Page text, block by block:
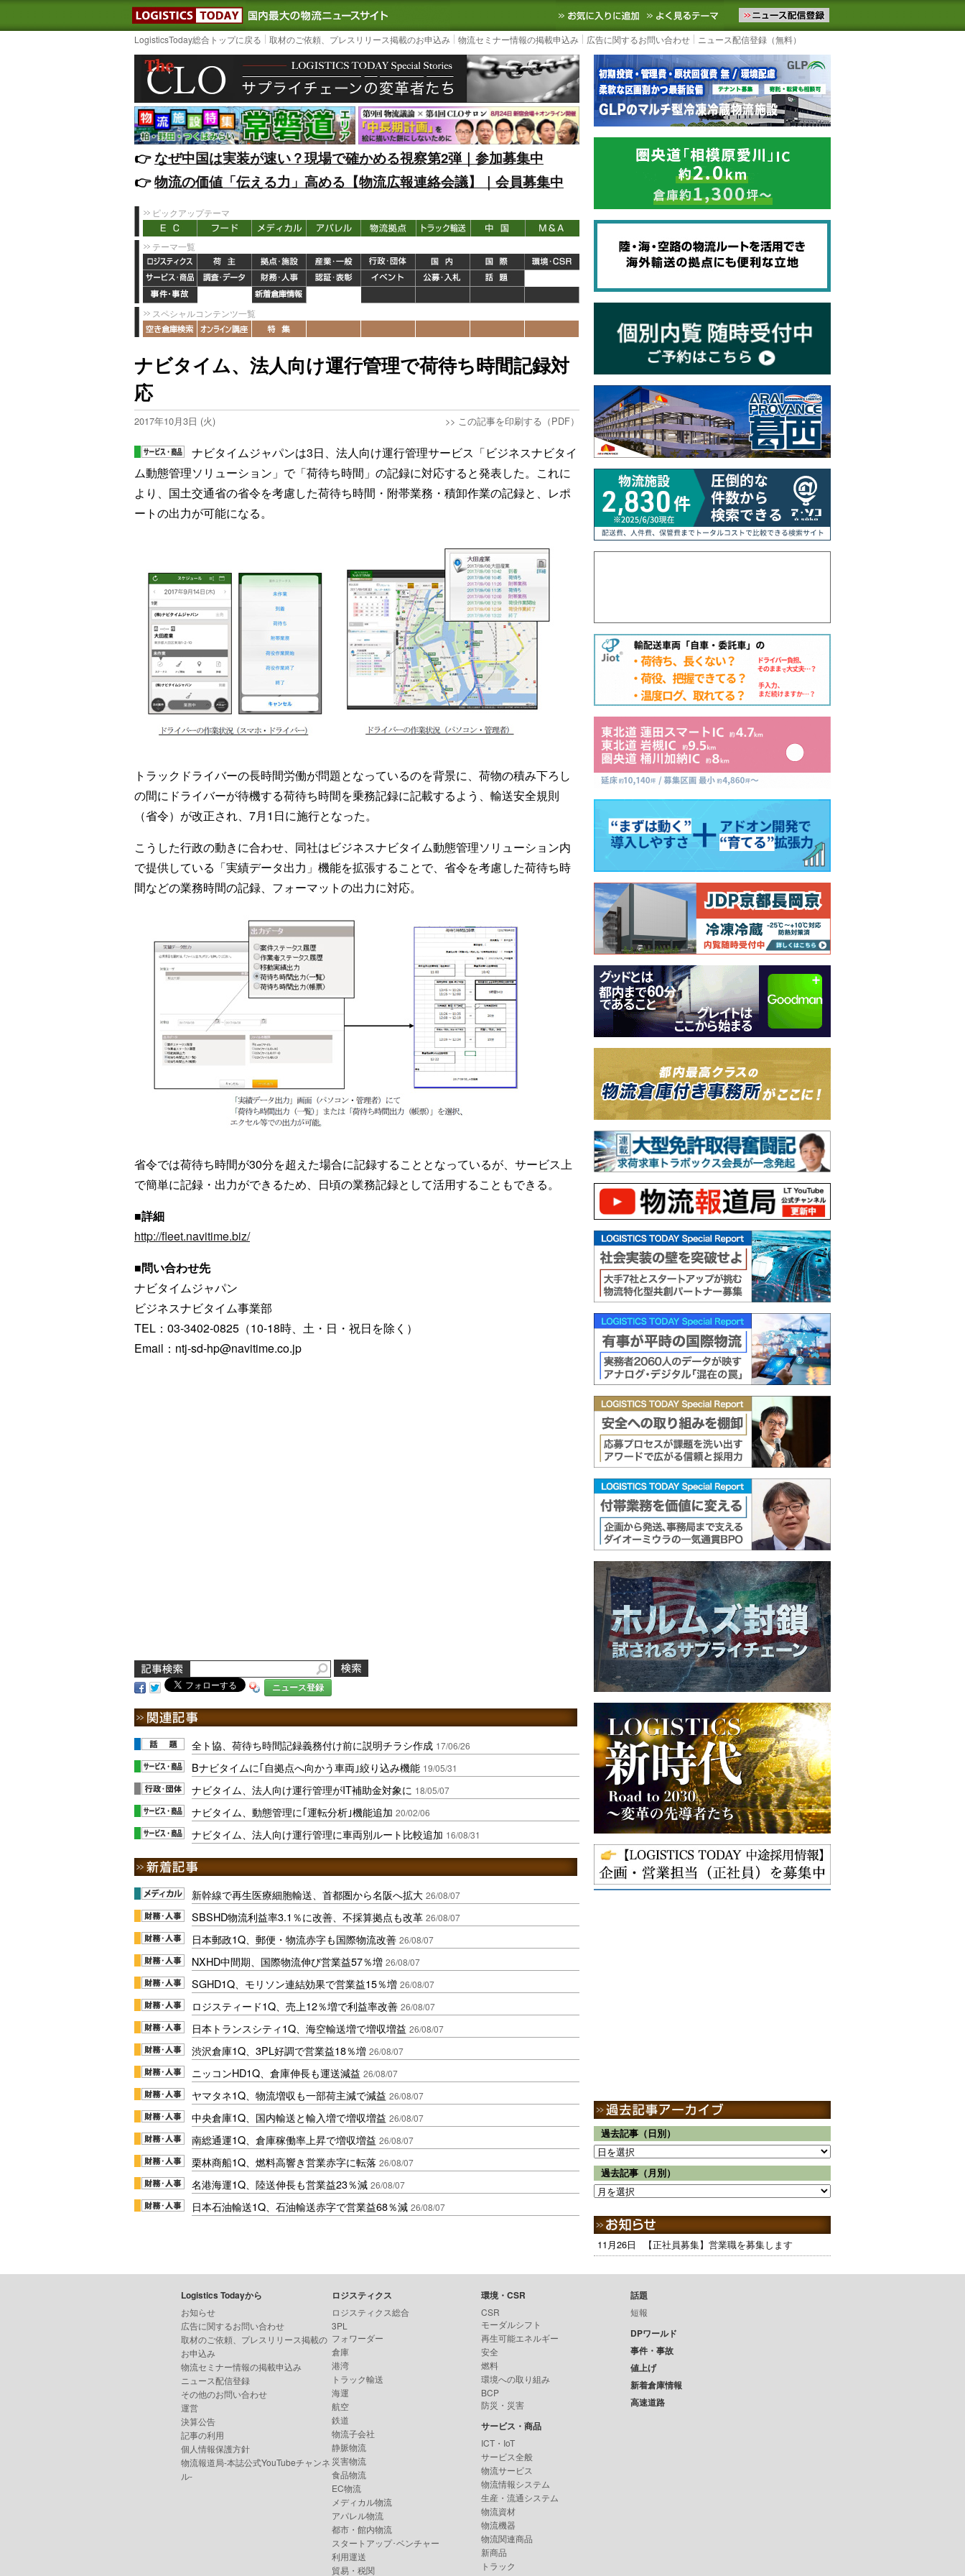
LOGISTICS TODAY｜国内最大の物流ニュースサイト3PL, SCMなど国内外の最新の物流ニュースをお届けします。物流ニュースメール配信を登録す
お気に入りに追加 よく見るテーマ
LogisticsToday総合トップに戻る 取材のご依頼、プレスリリース掲載のお申込み 物流セミナー情報の掲載申込み 広告に関するお問い合わせ ニュース配信登録（無料）
👉️なぜ中国は実装が速い？現場で確かめる視察第2弾｜参加募集中
👉️物流の価値「伝える力」高める【物流広報連絡会議】｜会員募集中
ピックアップテーマ
テーマ一覧
スペシャルコンテンツ一覧
ナビタイム、法人向け運行管理で荷待ち時間記録対
応
2017年10月3日 (火) >> この記事を印刷する（PDF）
ナビタイムジャパンは3日、法人向け運行管理サービス「ビジネスナビタイ
ム動態管理ソリューション」で「荷待ち時間」の記録に対応すると発表した。これに
より、国土交通省の省令を考慮した荷待ち時間・附帯業務・積卸作業の記録と、レポ
ートの出力が可能になる。
トラックドライバーの長時間労働が問題となっているのを背景に、荷物の積み下ろし
の間にドライバーが待機する荷待ち時間を乗務記録に記載するよう、輸送安全規則
（省令）が改正され、7月1日に施行となった。
こうした行政の動きに合わせ、同社はビジネスナビタイム動態管理ソリューション内
で提供している「実績データ出力」機能を拡張することで、省令を考慮した荷待ち時
間などの業務時間の記録、フォーマットの出力に対応。
省令では荷待ち時間が30分を超えた場合に記録することとなっているが、サービス上
で簡単に記録・出力ができるため、日頃の業務記録として活用することもできる。
■詳細
http://fleet.navitime.biz/
■問い合わせ先
ナビタイムジャパン
ビジネスナビタイム事業部
TEL：03-3402-0825（10-18時、土・日・祝日を除く）
Email：ntj-sd-hp@navitime.co.jp
ニュース登録
全ト協、荷待ち時間記録義務付け前に説明チラシ作成 17/06/26
Bナビタイムに｢自拠点へ向かう車両｣絞り込み機能 19/05/31
ナビタイム、法人向け運行管理がIT補助金対象に 18/05/07
ナビタイム、動態管理に｢運転分析｣機能追加 20/02/06
ナビタイム、法人向け運行管理に車両別ルート比較追加 16/08/31
新幹線で再生医療細胞輸送、首都圏から名阪へ拡大 26/08/07
SBSHD物流利益率3.1％に改善、不採算拠点も改革 26/08/07
日本郵政1Q、郵便・物流赤字も国際物流改善 26/08/07
NXHD中間期、国際物流伸び営業益57％増 26/08/07
SGHD1Q、モリソン連結効果で営業益15％増 26/08/07
ロジスティード1Q、売上12％増で利益率改善 26/08/07
日本トランスシティ1Q、海空輸送増で増収増益 26/08/07
渋沢倉庫1Q、3PL好調で営業益18％増 26/08/07
ニッコンHD1Q、倉庫伸長も運送減益 26/08/07
ヤマタネ1Q、物流増収も一部荷主減で減益 26/08/07
中央倉庫1Q、国内輸送と輸入増で増収増益 26/08/07
南総通運1Q、倉庫稼働率上昇で増収増益 26/08/07
栗林商船1Q、燃料高響き営業赤字に転落 26/08/07
名港海運1Q、陸送伸長も営業益23％減 26/08/07
日本石油輸送1Q、石油輸送赤字で営業益68％減 26/08/07
過去記事（日別）
過去記事（月別）
11月26日 【正社員募集】営業職を募集します
Logistics Todayから
お知らせ
広告に関するお問い合わせ
取材のご依頼、プレスリリース掲載の
お申込み
物流セミナー情報の掲載申込み
ニュース配信登録
その他のお問い合わせ
運営
決算公告
記事の利用
個人情報保護方針
物流報道局-本誌公式YouTubeチャンネ
ル-
ロジスティクス
ロジスティクス総合
3PL
フォワーダー
倉庫
港湾
トラック輸送
海運
航空
鉄道
物流子会社
静脈物流
災害物流
食品物流
EC物流
メディカル物流
アパレル物流
都市・館内物流
スタートアップ･ベンチャー
利用運送
貿易・税関
環境・CSR
CSR
モーダルシフト
再生可能エネルギー
安全
燃料
環境への取り組み
BCP
防災・災害
サービス・商品
ICT・IoT
サービス全般
物流サービス
物流情報システム
生産・流通システム
物流資材
物流機器
物流関連商品
新商品
トラック
話題
短報
DPワールド
事件・事故
値上げ
新着倉庫情報
高速道路